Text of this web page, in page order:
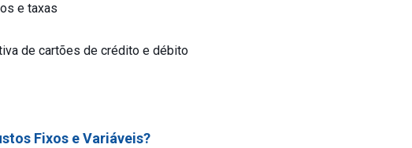
e taxas
de cartões de crédito e débito
Fixos e Variáveis?